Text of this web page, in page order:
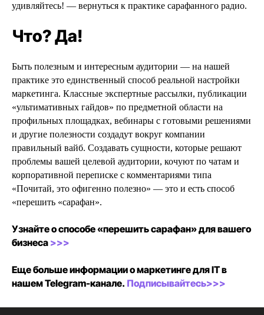
удивляйтесь! — вернуться к практике сарафанного радио.
Что? Да!
Быть полезным и интересным аудитории — на нашей
практике это единственный способ реальной настройки
маркетинга. Классные экспертные рассылки, публикации
«ультимативных гайдов» по предметной области на
профильных площадках, вебинары с готовыми решениями
и другие полезности создадут вокруг компании
правильный вайб. Создавать сущности, которые решают
проблемы вашей целевой аудитории, кочуют по чатам и
корпоративной переписке с комментариями типа
«Почитай, это офигенно полезно» — это и есть способ
«перешить «сарафан».
Узнайте о способе «перешить сарафан» для вашего
бизнеса >>>
Еще больше информации о маркетинге для IT в
нашем Telegram-канале. Подписывайтесь>>>